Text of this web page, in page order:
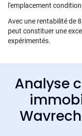
l'emplacement
Avec une rentabilité de
peut constituer une
expérimentés.
Analyse